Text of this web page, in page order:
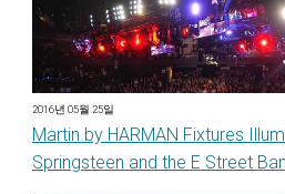
2016년 05월 25일
Martin by HARMAN Fixtures
Springsteen and the E Street